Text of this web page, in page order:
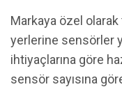
Markaya özel
yerlerine sensörler
ihtiyaçlarına göre
sensör sayısına